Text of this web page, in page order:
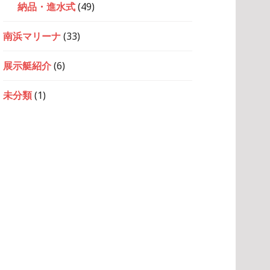
納品・進水式(49)
南浜マリーナ(33)
展示艇紹介(6)
未分類(1)